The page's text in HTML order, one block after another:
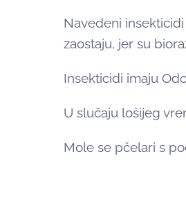
Navedeni
zaostaju, jer su
Insekticidi imaju
U slučaju lošijeg
Mole se pčelari s